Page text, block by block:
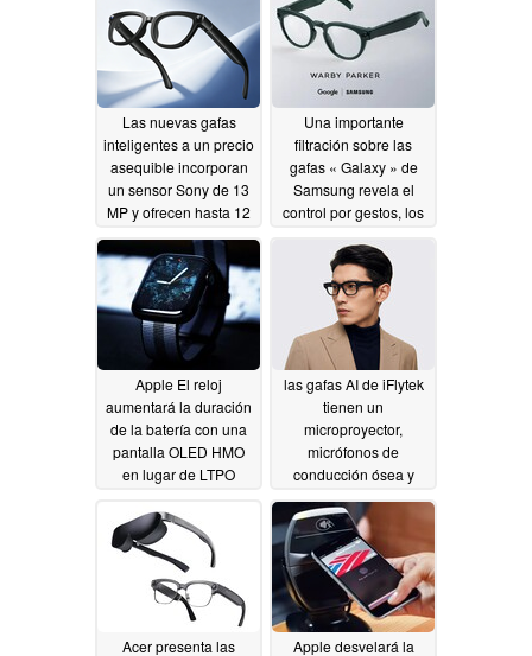
Las nuevas gafas
inteligentes a un precio
asequible incorporan
un sensor Sony de 13
MP y ofrecen hasta 12
07/01/2026
Una importante
filtración sobre las
gafas « Galaxy » de
Samsung revela el
control por gestos, los
07/01/2026
Apple El reloj
aumentará la duración
de la batería con una
pantalla OLED HMO
en lugar de LTPO
las gafas AI de iFlytek
tienen un
microproyector,
micrófonos de
conducción ósea y
06/04/2026
Acer presenta las
Apple desvelará la